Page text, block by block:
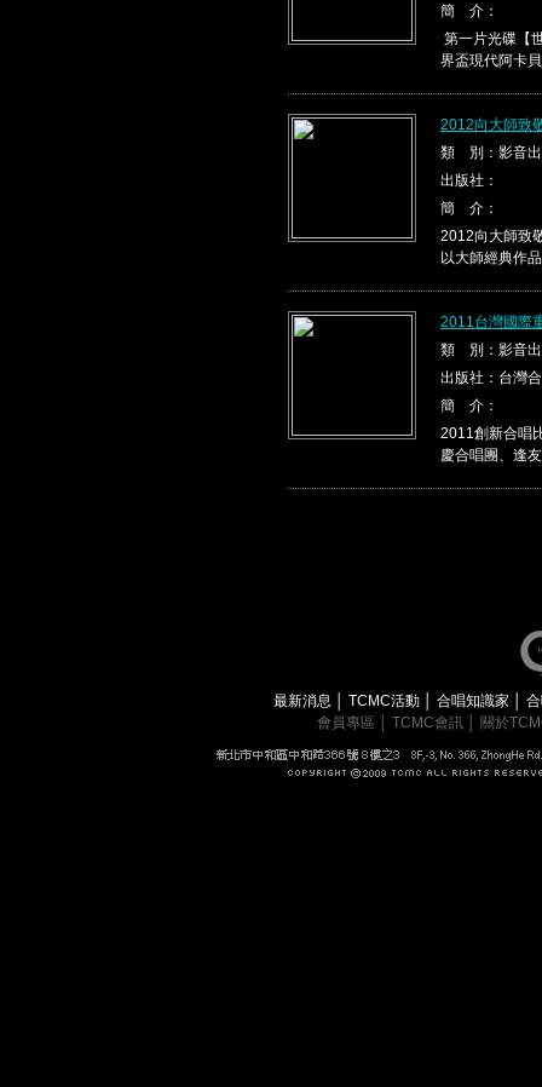
簡 介：
第一片光碟【
界盃現代阿卡
2012向大師致
類 別：影音
出版社：
簡 介：
2012向大師致
以大師經典作
2011台灣國際
類 別：影音
出版社：台灣
簡 介：
2011創新合唱
慶合唱團、逢
最新消息 TCMC活動 合唱知識家
會員專區
TCMC會訊 關於